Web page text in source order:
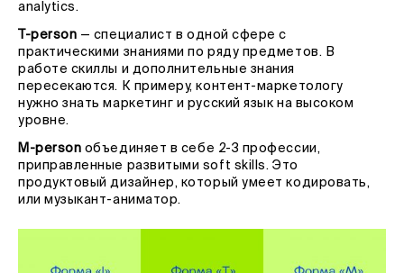
analytics.
T-person — специалист в одной сфере с
практическими знаниями по ряду предметов. В
работе скиллы и дополнительные знания
пересекаются. К примеру, контент-маркетологу
нужно знать маркетинг и русский язык на высоком
уровне.
M-person объединяет в себе 2-3 профессии,
приправленные развитыми soft skills. Это
продуктовый дизайнер, который умеет кодировать,
или музыкант-аниматор.